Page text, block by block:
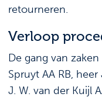
retourneren.
Verloop
De gang van
Spruyt AA RB,
J. W. van der Kuijl